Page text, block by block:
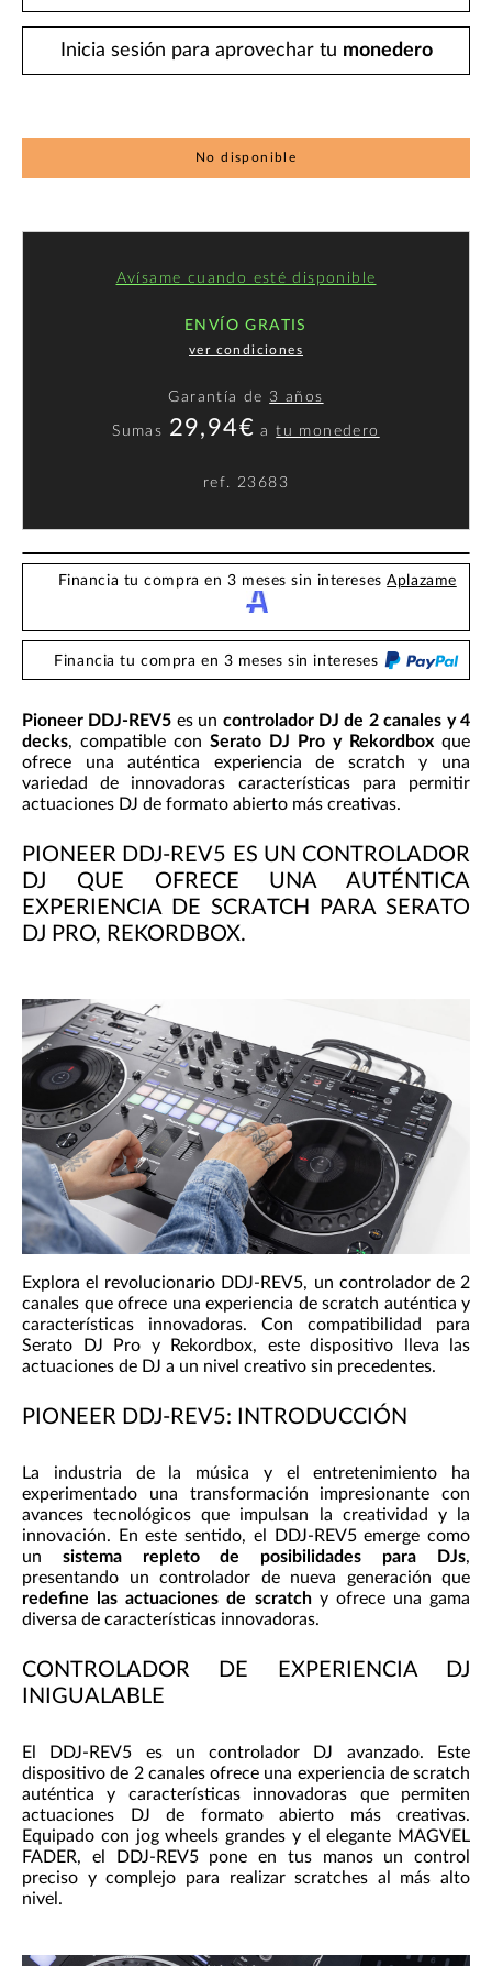
Inicia sesión para aprovechar tu monedero
No disponible
Avísame cuando esté disponible
ENVÍO GRATIS
ver condiciones
Garantía de 3 años
Sumas 29,94€ atu monedero
ref. 23683
Financia tu compra en 3 meses sin interesesAplazame
Financia tu compra en 3 meses sin intereses
Pioneer DDJ-REV5 es un controlador DJ de 2 canales y 4
decks, compatible con Serato DJ Pro y Rekordbox que
ofrece una auténtica experiencia de scratch y una
variedad de innovadoras características para permitir
actuaciones DJ de formato abierto más creativas.
PIONEER DDJ-REV5 ES UN CONTROLADOR
DJ QUE OFRECE UNA AUTÉNTICA
EXPERIENCIA DE SCRATCH PARA SERATO
DJ PRO, REKORDBOX.
Explora el revolucionario DDJ-REV5, un controlador de 2
canales que ofrece una experiencia de scratch auténtica y
características innovadoras. Con compatibilidad para
Serato DJ Pro y Rekordbox, este dispositivo lleva las
actuaciones de DJ a un nivel creativo sin precedentes.
PIONEER DDJ-REV5: INTRODUCCIÓN
La industria de la música y el entretenimiento ha
experimentado una transformación impresionante con
avances tecnológicos que impulsan la creatividad y la
innovación. En este sentido, el DDJ-REV5 emerge como
un sistema repleto de posibilidades para DJs,
presentando un controlador de nueva generación que
redefine las actuaciones de scratchy ofrece una gama
diversa de características innovadoras.
CONTROLADOR DE EXPERIENCIA DJ
INIGUALABLE
El DDJ-REV5 es un controlador DJ avanzado. Este
dispositivo de 2 canales ofrece una experiencia de scratch
auténtica y características innovadoras que permiten
actuaciones DJ de formato abierto más creativas.
Equipado con jog wheels grandes y el elegante MAGVEL
FADER, el DDJ-REV5 pone en tus manos un control
preciso y complejo para realizar scratches al más alto
nivel.